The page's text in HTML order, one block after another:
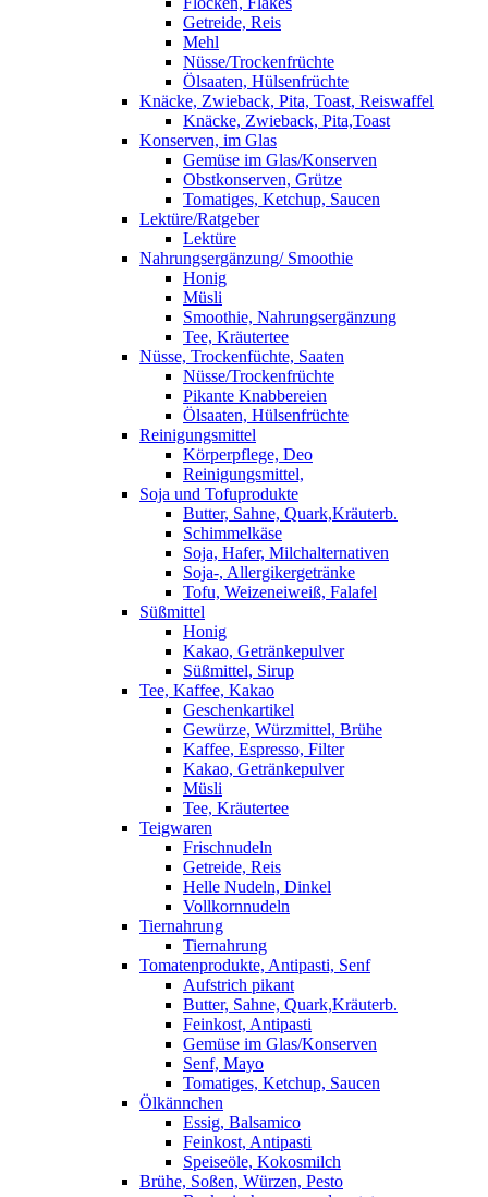
Getreide, Reis
Mehl
Nüsse/Trockenfrüchte
Ölsaaten, Hülsenfrüchte
Knäcke, Zwieback, Pita, Toast, Reiswaffel
Knäcke, Zwieback, Pita,Toast
Konserven, im Glas
Gemüse im Glas/Konserven
Obstkonserven, Grütze
Tomatiges, Ketchup, Saucen
Lektüre/Ratgeber
Lektüre
Nahrungsergänzung/ Smoothie
Honig
Müsli
Smoothie, Nahrungsergänzung
Tee, Kräutertee
Nüsse, Trockenfüchte, Saaten
Nüsse/Trockenfrüchte
Pikante Knabbereien
Ölsaaten, Hülsenfrüchte
Reinigungsmittel
Körperpflege, Deo
Reinigungsmittel,
Soja und Tofuprodukte
Butter, Sahne, Quark,Kräuterb.
Schimmelkäse
Soja, Hafer, Milchalternativen
Soja-, Allergikergetränke
Tofu, Weizeneiweiß, Falafel
Süßmittel
Honig
Kakao, Getränkepulver
Süßmittel, Sirup
Tee, Kaffee, Kakao
Geschenkartikel
Gewürze, Würzmittel, Brühe
Kaffee, Espresso, Filter
Kakao, Getränkepulver
Müsli
Tee, Kräutertee
Teigwaren
Frischnudeln
Getreide, Reis
Helle Nudeln, Dinkel
Vollkornnudeln
Tiernahrung
Tiernahrung
Tomatenprodukte, Antipasti, Senf
Aufstrich pikant
Butter, Sahne, Quark,Kräuterb.
Feinkost, Antipasti
Gemüse im Glas/Konserven
Senf, Mayo
Tomatiges, Ketchup, Saucen
Ölkännchen
Essig, Balsamico
Feinkost, Antipasti
Speiseöle, Kokosmilch
Brühe, Soßen, Würzen, Pesto